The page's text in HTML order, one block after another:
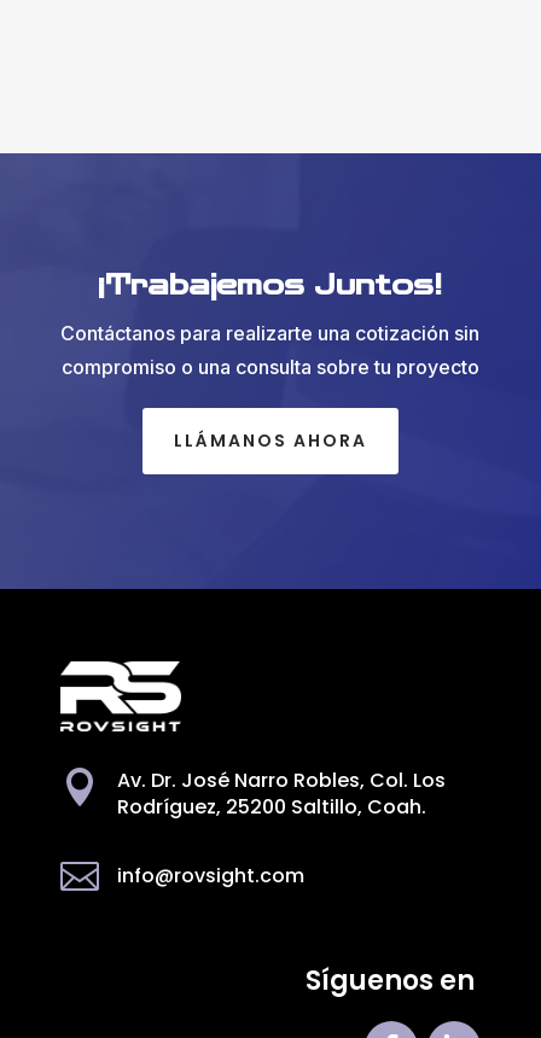
¡Trabajemos Juntos!
Contáctanos para realizarte una cotización sin
compromiso o una consulta sobre tu proyecto
LLÁMANOS AHORA

Av. Dr. José Narro Robles, Col. Los
Rodríguez, 25200 Saltillo, Coah.
 info@rovsight.com
Síguenos en